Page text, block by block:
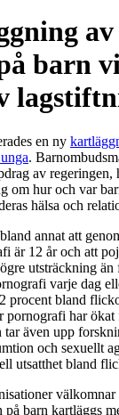
barn
en ny
.
av regeringen,
om hur och var
hälsa och
annat att
är 12 år och att
utsträckning än
varje dag
procent bland
pornografi har
även upp
och sexuellt
utsatthet bland
välkomnar
barn kartläggs